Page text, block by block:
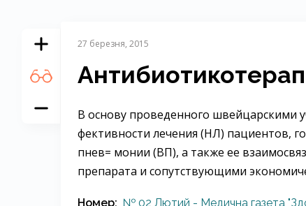
27 березня, 2015
В основу проведенного швейцарскими
фективности лечения (НЛ) пациентов,
пнев= монии (ВП), а также ее
препарата и сопутствующими
Номер: № 02 Лютий - Медична газета